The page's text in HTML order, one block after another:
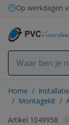
Ga naar de inhoud
Op werkdagen
Home /
/ Montagekit /
Artikel 1049958